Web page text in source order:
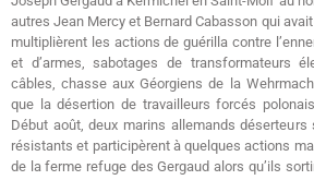
autres Jean Mercy et Bernard Cabasson qui
multiplièrent les actions de guérilla contre
et d’armes, sabotages de transformateurs
câbles, chasse aux Géorgiens de la
que la désertion de travailleurs forcés
Début août, deux marins allemands
résistants et participèrent à quelques actions
de la ferme refuge des Gergaud alors qu’ils